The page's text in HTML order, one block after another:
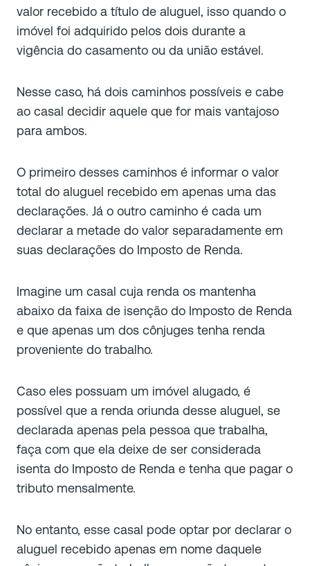
valor recebido a título de aluguel, isso quando o
imóvel foi adquirido pelos dois durante a
vigência do casamento ou da união estável.
Nesse caso, há dois caminhos possíveis e cabe
ao casal decidir aquele que for mais vantajoso
para ambos.
O primeiro desses caminhos é informar o valor
total do aluguel recebido em apenas uma das
declarações. Já o outro caminho é cada um
declarar a metade do valor separadamente em
suas declarações do Imposto de Renda.
Imagine um casal cuja renda os mantenha
abaixo da faixa de isenção do Imposto de Renda
e que apenas um dos cônjuges tenha renda
proveniente do trabalho.
Caso eles possuam um imóvel alugado, é
possível que a renda oriunda desse aluguel, se
declarada apenas pela pessoa que trabalha,
faça com que ela deixe de ser considerada
isenta do Imposto de Renda e tenha que pagar o
tributo mensalmente.
No entanto, esse casal pode optar por declarar o
aluguel recebido apenas em nome daquele